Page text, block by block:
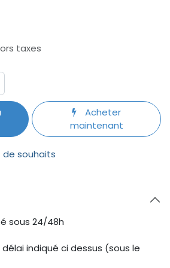
taxes
Acheter
maintenant
de souhaits
sous 24/48h
délai indiqué ci dessus (sous le